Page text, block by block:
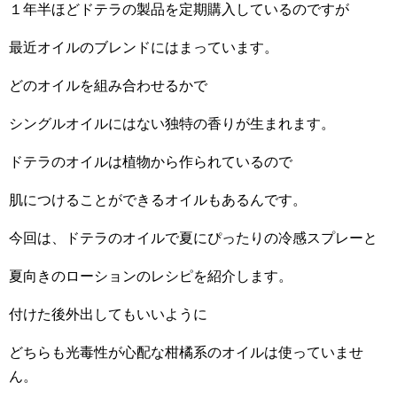
１年半ほどドテラの製品を定期購入しているのですが
最近オイルのブレンドにはまっています。
どのオイルを組み合わせるかで
シングルオイルにはない独特の香りが生まれます。
ドテラのオイルは植物から作られているので
肌につけることができるオイルもあるんです。
今回は、ドテラのオイルで夏にぴったりの冷感スプレーと
夏向きのローションのレシピを紹介します。
付けた後外出してもいいように
どちらも光毒性が心配な柑橘系のオイルは使っていませ
ん。